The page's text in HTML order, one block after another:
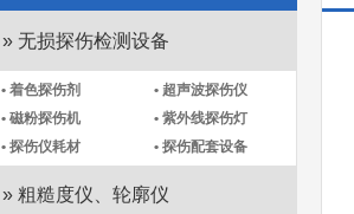
» 无损探伤检测设备
• 着色探伤剂
• 超声波探伤仪
• 磁粉探伤机
• 紫外线探伤灯
• 探伤仪耗材
• 探伤配套设备
» 粗糙度仪、轮廓仪